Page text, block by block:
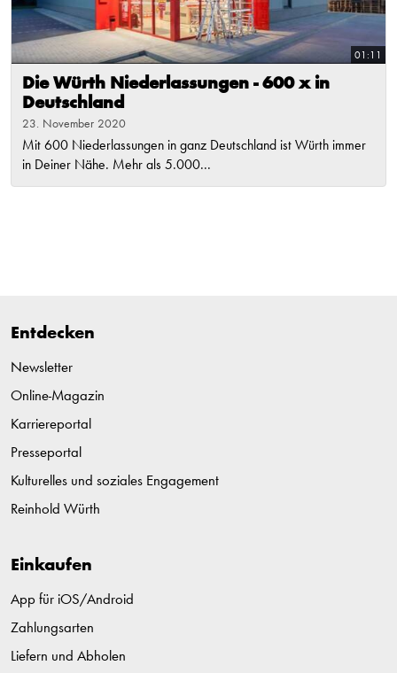
01:11
Die Würth Niederlassungen - 600 x in
Deutschland
23. November 2020
Mit 600 Niederlassungen in ganz Deutschland ist Würth immer
in Deiner Nähe. Mehr als 5.000...
Entdecken
Newsletter
Online-Magazin
Karriereportal
Presseportal
Kulturelles und soziales Engagement
Reinhold Würth
Einkaufen
App für iOS/Android
Zahlungsarten
Liefern und Abholen